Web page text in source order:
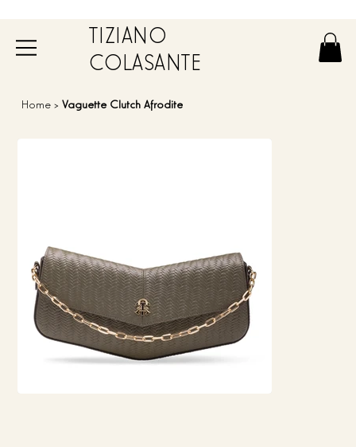
TIZIANO
COLASANTE
Home > Vaguette Clutch Afrodite